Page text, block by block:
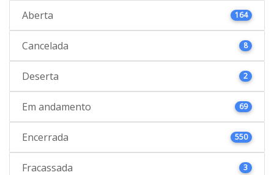
Aberta 164
Cancelada 8
Deserta 2
Em andamento 69
Encerrada 550
Fracassada 3